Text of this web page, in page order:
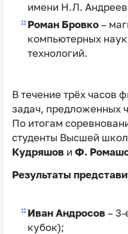
имени Н.Л.
Роман Бровко–
компьютерных
технологий.
В течение трёх часов
задач, предложенных
По итогам
студенты Высшей
Кудряшови Ф.
Результаты
Иван Андросов– 3-
кубок);